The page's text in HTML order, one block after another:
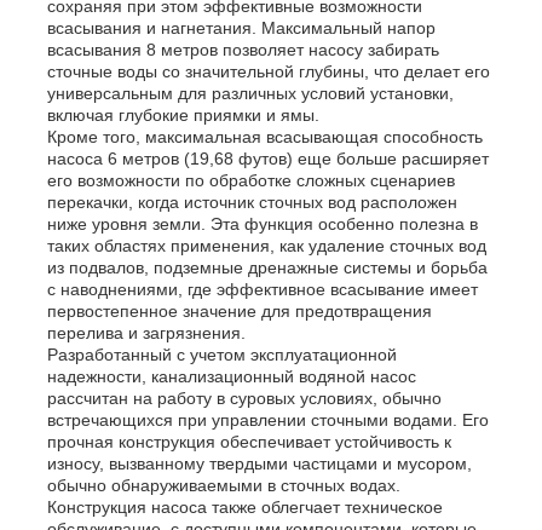
дизель-генераторная установка
бензиновый генератор
Инверторная генераторная установка
Портативный генераторный набор
Промышленная генераторная установка
Цифровая генераторная установка
Генератор открытых кадров
сохраняя при этом эффективные возможности
всасывания и нагнетания. Максимальный напор
всасывания 8 метров позволяет насосу забирать
сточные воды со значительной глубины, что делает его
универсальным для различных условий установки,
включая глубокие приямки и ямы.
Кроме того, максимальная всасывающая способность
насоса 6 метров (19,68 футов) еще больше расширяет
его возможности по обработке сложных сценариев
перекачки, когда источник сточных вод расположен
ниже уровня земли. Эта функция особенно полезна в
таких областях применения, как удаление сточных вод
из подвалов, подземные дренажные системы и борьба
с наводнениями, где эффективное всасывание имеет
первостепенное значение для предотвращения
перелива и загрязнения.
Разработанный с учетом эксплуатационной
надежности, канализационный водяной насос
рассчитан на работу в суровых условиях, обычно
встречающихся при управлении сточными водами. Его
прочная конструкция обеспечивает устойчивость к
износу, вызванному твердыми частицами и мусором,
обычно обнаруживаемыми в сточных водах.
Конструкция насоса также облегчает техническое